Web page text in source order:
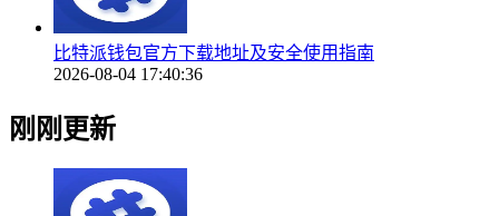
比特派钱包官方下载地址及安全使用指南
2026-08-04 17:40:36
刚刚更新